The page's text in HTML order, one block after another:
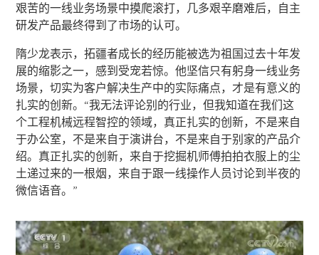
艰苦的一线业务场景中摸爬滚打，几多艰辛磨难后，自主
研发产品最终得到了市场的认可。
隋少龙表示，拓疆者成长的经历能被选为祖国过去十年发
展的缩影之一，感到受宠若惊。他坚信只有躬身一线业务
场景，切实为客户解决生产中的实际痛点，才是有意义的
扎实的创新。“我无法评论别的行业，但我知道在我们这
个工程机械远程智控的领域，真正扎实的创新，不是来自
于办公室，不是来自于演讲台，不是来自于别家的产品介
绍。真正扎实的创新，来自于挖掘机师傅拍拍衣服上的尘
土递过来的一根烟，来自于跟一线操作人员讨论到半夜的
微信语音。”